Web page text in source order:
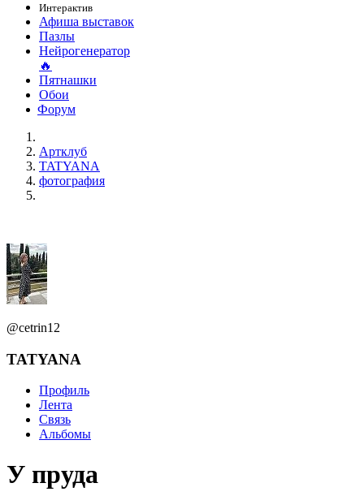
Интерактив
Афиша выставок
Пазлы
Нейрогенератор
🔥
Пятнашки
Обои
Форум
Артклуб
TATYANA
фотография
@cetrin12
TATYANA
Профиль
Лента
Связь
Альбомы
У пруда